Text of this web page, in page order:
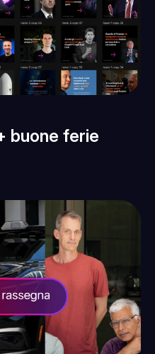
buone ferie